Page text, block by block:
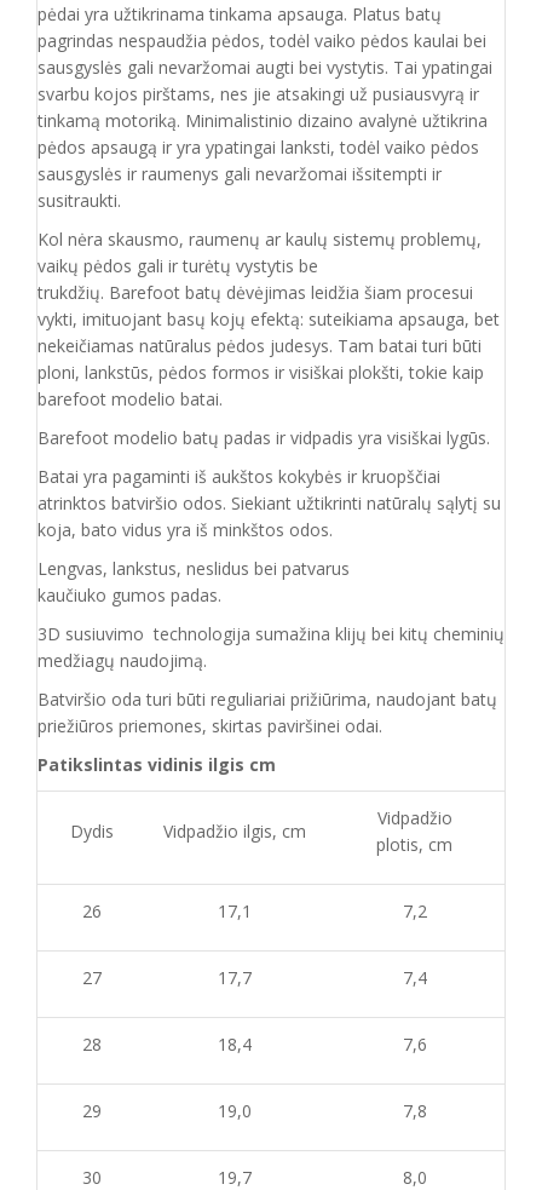
pėdai yra užtikrinama tinkama apsauga. Platus batų
pagrindas nespaudžia pėdos, todėl vaiko pėdos kaulai bei
sausgyslės gali nevaržomai augti bei vystytis. Tai ypatingai
svarbu kojos pirštams, nes jie atsakingi už pusiausvyrą ir
tinkamą motoriką. Minimalistinio dizaino avalynė užtikrina
pėdos apsaugą ir yra ypatingai lanksti, todėl vaiko pėdos
sausgyslės ir raumenys gali nevaržomai išsitempti ir
susitraukti.
Kol nėra skausmo, raumenų ar kaulų sistemų problemų,
vaikų pėdos gali ir turėtų vystytis be
trukdžių. Barefoot batų dėvėjimas leidžia šiam procesui
vykti, imituojant basų kojų efektą: suteikiama apsauga, bet
nekeičiamas natūralus pėdos judesys. Tam batai turi būti
ploni, lankstūs, pėdos formos ir visiškai plokšti, tokie kaip
barefoot modelio batai.
Barefoot modelio batų padas ir vidpadis yra visiškai lygūs.
Batai yra pagaminti iš aukštos kokybės ir kruopščiai
atrinktos batviršio odos. Siekiant užtikrinti natūralų sąlytį su
koja, bato vidus yra iš minkštos odos.
Lengvas, lankstus, neslidus bei patvarus
kaučiuko gumos padas.
3D susiuvimo technologija sumažina klijų bei kitų cheminių
medžiagų naudojimą.
Batviršio oda turi būti reguliariai prižiūrima, naudojant batų
priežiūros priemones, skirtas paviršinei odai.
Patikslintas vidinis ilgis cm
Dydis Vidpadžio ilgis, cm
Vidpadžio
plotis, cm
26 17,1 7,2
27 17,7 7,4
28 18,4 7,6
29 19,0 7,8
30 19,7 8,0